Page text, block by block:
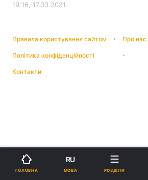
19:16, 17.03.2021
Правила користування сайтом Про нас
Політика конфіденційності
Контакти
ГОЛОВНА
RU
МОВА РОЗДІЛИ